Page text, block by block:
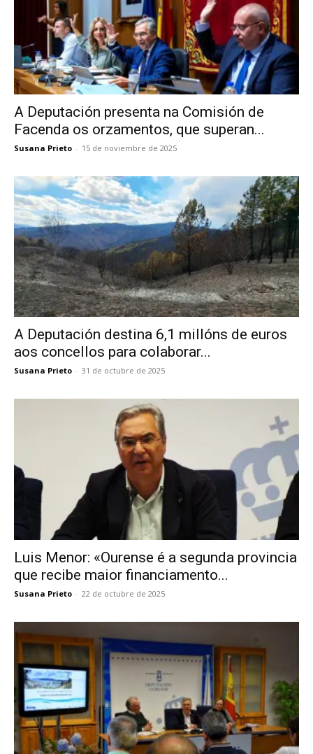
A Deputación presenta na Comisión de
Facenda os orzamentos, que superan...
Susana Prieto - 15 de noviembre de 2025
A Deputación destina 6,1 millóns de euros
aos concellos para colaborar...
Susana Prieto - 31 de octubre de 2025
Luis Menor: «Ourense é a segunda provincia
que recibe maior financiamento...
Susana Prieto - 22 de octubre de 2025